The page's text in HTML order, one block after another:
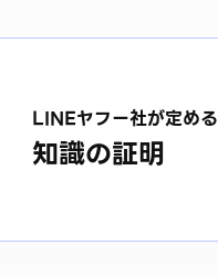
LINEヤフー社が定める
知識の証明